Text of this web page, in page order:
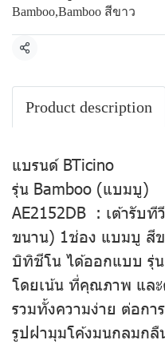
Bamboo,Bamboo สีขาว
แชร์
Product description
แบรนด์ BTicino
รุ่น Bamboo (แบมบู)
AE2152DB : เต้ารับที
ขนาน) 1ช่อง แบมบู สี
บิทิชีโน ได้ออกแบบ รุ่
โดยเน้น ที่คุณภาพ แล
รวมทั้งความง่าย ต่อกา
รูปฝามุมโค้งมนกลมกลื